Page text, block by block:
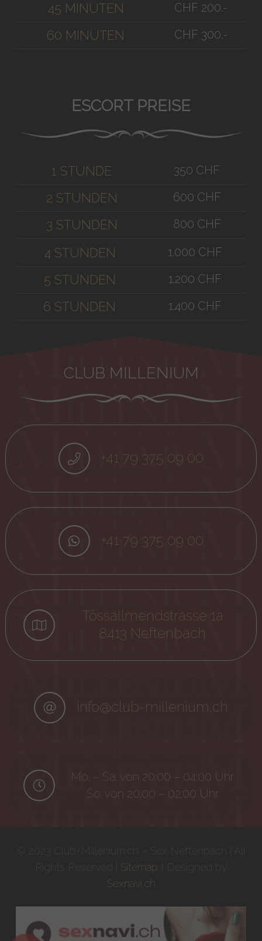
45 MINUTEN CHF 200.-
60 MINUTEN CHF 300.-
ESCORT PREISE
1 STUNDE 350 CHF
2 STUNDEN 600 CHF
3 STUNDEN 800 CHF
4 STUNDEN 1.000 CHF
5 STUNDEN 1.200 CHF
6 STUNDEN 1.400 CHF
CLUB MILLENIUM
+41 79 375 09 00
+41 79 375 09 00
Tössallmendstrasse 1a
8413 Neftenbach
info@club-millenium.ch
Mo. – Sa. von 20:00 – 04:00 Uhr
So. von 20:00 – 02:00 Uhr
Sitemap
Sexnavi.ch